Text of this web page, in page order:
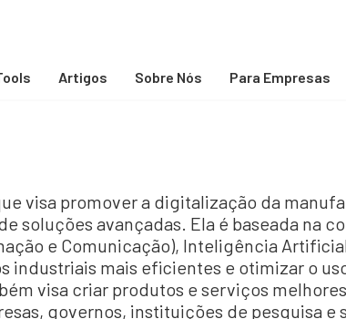
Artigos Sobre Nós Para Empresas
visa promover a digitalização da
soluções avançadas. Ela é baseada na
e Comunicação), Inteligência
industriais mais eficientes e otimizar o
visa criar produtos e serviços
governos, instituições de pesquisa e